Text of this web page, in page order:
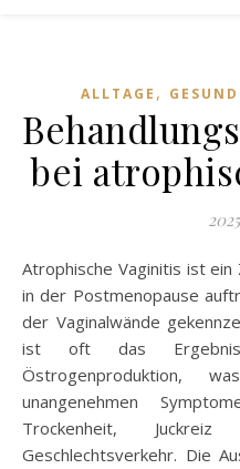
ALLTAGE ,
bei
Atrophische Vaginitis ist ein Zustand, der häufig bei Frauen
in der Postmenopause
der Vaginalwände
ist oft das
Östrogenproduktion,
unangenehmen
Trockenheit,
Geschlechtsverkehr. Die